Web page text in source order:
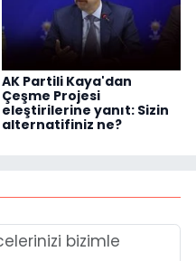
AK Partili Kaya'dan
Çeşme Projesi
eleştirilerine yanıt: Sizin
alternatifiniz ne?